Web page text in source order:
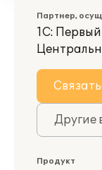
Партнер,
1С:
Другие
Продукт